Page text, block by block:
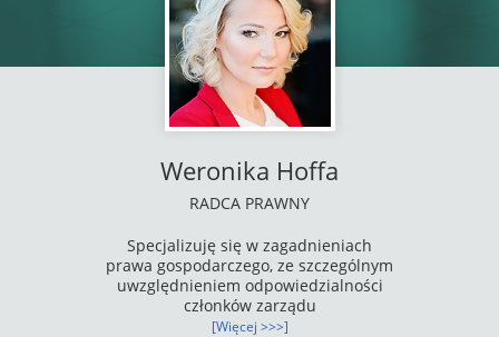
Weronika Hoffa
RADCA PRAWNY
Specjalizuję się w zagadnieniach
prawa gospodarczego, ze szczególnym
uwzględnieniem odpowiedzialności
członków zarządu
[Więcej >>>]